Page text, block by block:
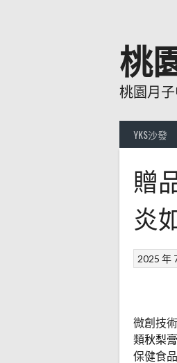
桃
桃園月
YKS沙發
贈
炎
2025 年
微創技
類秋梨膏
保健食